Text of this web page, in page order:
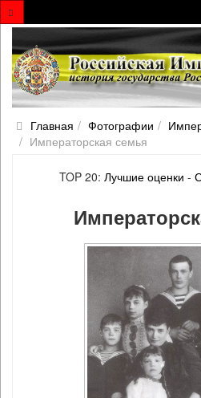
Главная Фотографии
Императорская семья
TOP 20: Лучшие оценки -